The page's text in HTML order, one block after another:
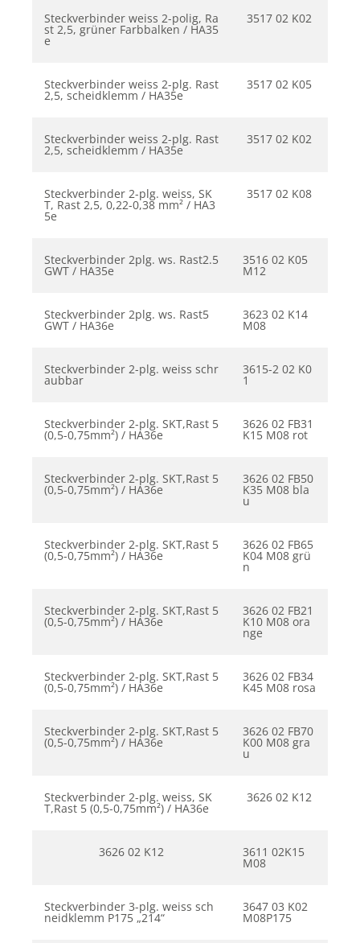
Steckverbinder weiss 2-polig, Ra
st 2,5, grüner Farbbalken / HA35
e
3517 02 K02
Steckverbinder weiss 2-plg. Rast
2,5, scheidklemm / HA35e
3517 02 K05
Steckverbinder weiss 2-plg. Rast
2,5, scheidklemm / HA35e
3517 02 K02
Steckverbinder 2-plg. weiss, SK
T, Rast 2,5, 0,22-0,38 mm² / HA3
5e
3517 02 K08
Steckverbinder 2plg. ws. Rast2.5
GWT / HA35e
3516 02 K05
M12
Steckverbinder 2plg. ws. Rast5
GWT / HA36e
3623 02 K14
M08
Steckverbinder 2-plg. weiss schr
aubbar
3615-2 02 K0
1
Steckverbinder 2-plg. SKT,Rast 5
(0,5-0,75mm²) / HA36e
3626 02 FB31
K15 M08 rot
Steckverbinder 2-plg. SKT,Rast 5
(0,5-0,75mm²) / HA36e
3626 02 FB50
K35 M08 bla
u
Steckverbinder 2-plg. SKT,Rast 5
(0,5-0,75mm²) / HA36e
3626 02 FB65
K04 M08 grü
n
Steckverbinder 2-plg. SKT,Rast 5
(0,5-0,75mm²) / HA36e
3626 02 FB21
K10 M08 ora
nge
Steckverbinder 2-plg. SKT,Rast 5
(0,5-0,75mm²) / HA36e
3626 02 FB34
K45 M08 rosa
Steckverbinder 2-plg. SKT,Rast 5
(0,5-0,75mm²) / HA36e
3626 02 FB70
K00 M08 gra
u
Steckverbinder 2-plg. weiss, SK
T,Rast 5 (0,5-0,75mm²) / HA36e
3626 02 K12
3626 02 K12 3611 02K15
M08
Steckverbinder 3-plg. weiss sch
neidklemm P175 „214“
3647 03 K02
M08P175